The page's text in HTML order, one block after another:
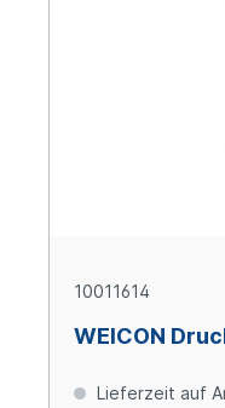
10011614
WEICON
Lieferzeit auf